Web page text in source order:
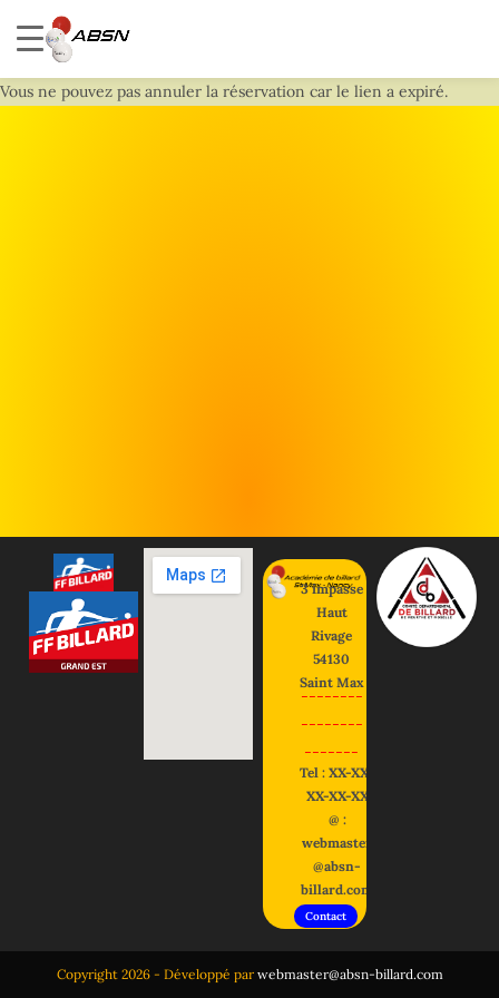
Vous ne pouvez pas annuler la réservation car le lien a expiré.
3 impasse
Haut
Rivage
54130
Saint Max
--------
--------
-------
Tel : XX-XX-
XX-XX-XX
@ :
webmaster
@absn-
billard.com
Contact
Copyright 2026 - Développé par webmaster@absn-billard.com